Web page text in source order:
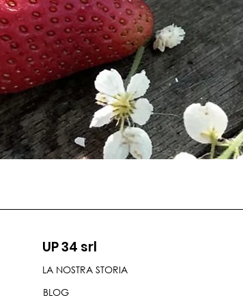
UP 34 srl
LA NOSTRA STORIA
BLOG